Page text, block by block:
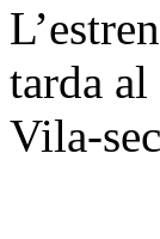
tarda
Vila-